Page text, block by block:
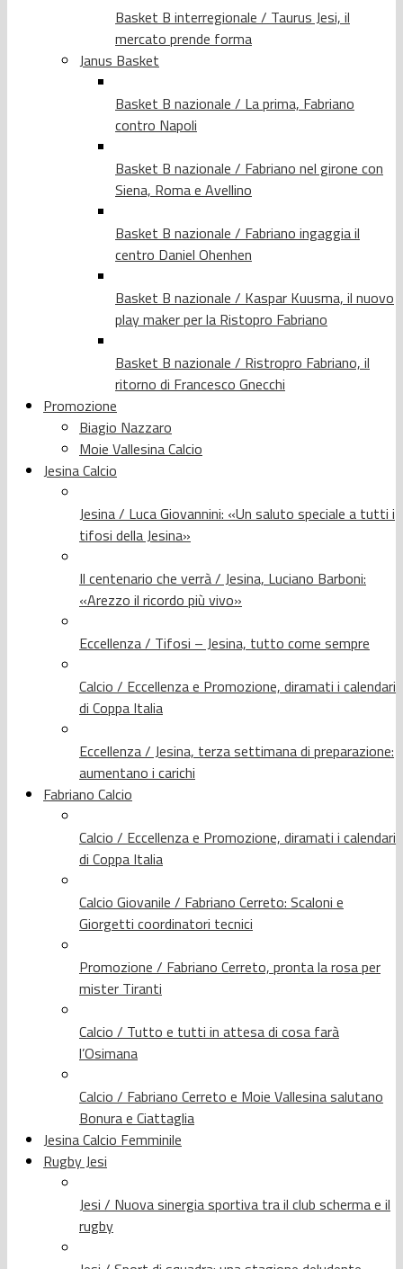
Basket B interregionale / Taurus Jesi, il
mercato prende forma
Janus Basket
Basket B nazionale / La prima, Fabriano
contro Napoli
Basket B nazionale / Fabriano nel girone con
Siena, Roma e Avellino
Basket B nazionale / Fabriano ingaggia il
centro Daniel Ohenhen
Basket B nazionale / Kaspar Kuusma, il nuovo
play maker per la Ristopro Fabriano
Basket B nazionale / Ristropro Fabriano, il
ritorno di Francesco Gnecchi
Promozione
Biagio Nazzaro
Moie Vallesina Calcio
Jesina Calcio
Jesina / Luca Giovannini: «Un saluto speciale a tutti i
tifosi della Jesina»
Il centenario che verrà / Jesina, Luciano Barboni:
«Arezzo il ricordo più vivo»
Eccellenza / Tifosi – Jesina, tutto come sempre
Calcio / Eccellenza e Promozione, diramati i calendari
di Coppa Italia
Eccellenza / Jesina, terza settimana di preparazione:
aumentano i carichi
Fabriano Calcio
Calcio / Eccellenza e Promozione, diramati i calendari
di Coppa Italia
Calcio Giovanile / Fabriano Cerreto: Scaloni e
Giorgetti coordinatori tecnici
Promozione / Fabriano Cerreto, pronta la rosa per
mister Tiranti
Calcio / Tutto e tutti in attesa di cosa farà
l’Osimana
Calcio / Fabriano Cerreto e Moie Vallesina salutano
Bonura e Ciattaglia
Jesina Calcio Femminile
Rugby Jesi
Jesi / Nuova sinergia sportiva tra il club scherma e il
rugby